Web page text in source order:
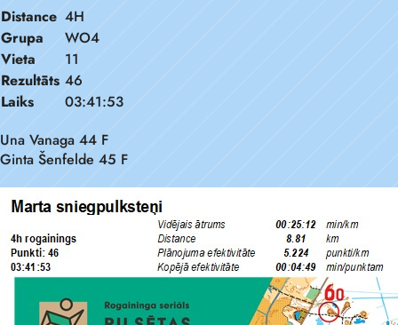
Distance 4H
Grupa
WO4
Vieta
11
Rezultāts 46
Laiks
03:41:53
Una Vanaga 44 F
Ginta Šenfelde 45 F